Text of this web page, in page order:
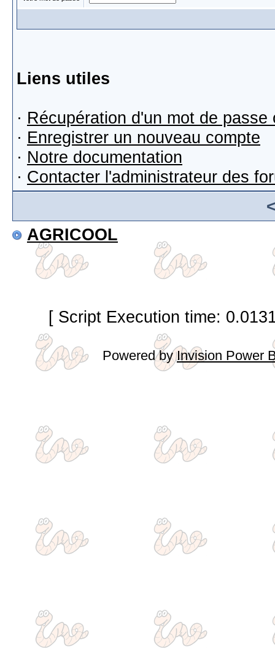
Liens utiles
· Récupération d'un mot de passe
· Enregistrer un nouveau compte
· Notre documentation
· Contacter l'administrateur des
AGRICOOL
[ Script Execution time:
Powered byInvision Power